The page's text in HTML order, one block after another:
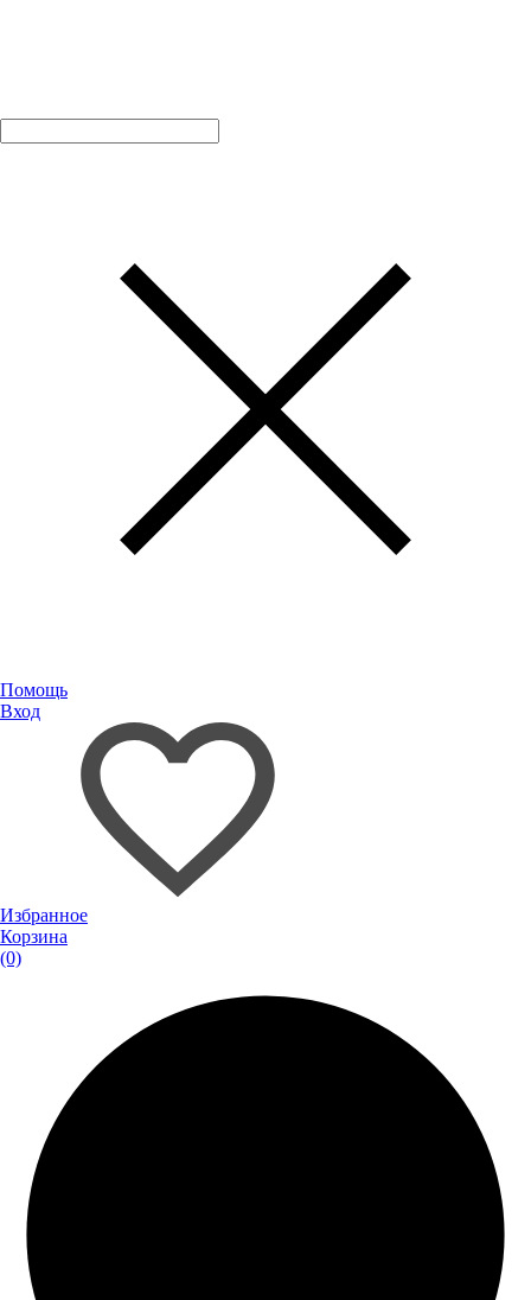
Помощь
Вход
Избранное
Корзина
(0)